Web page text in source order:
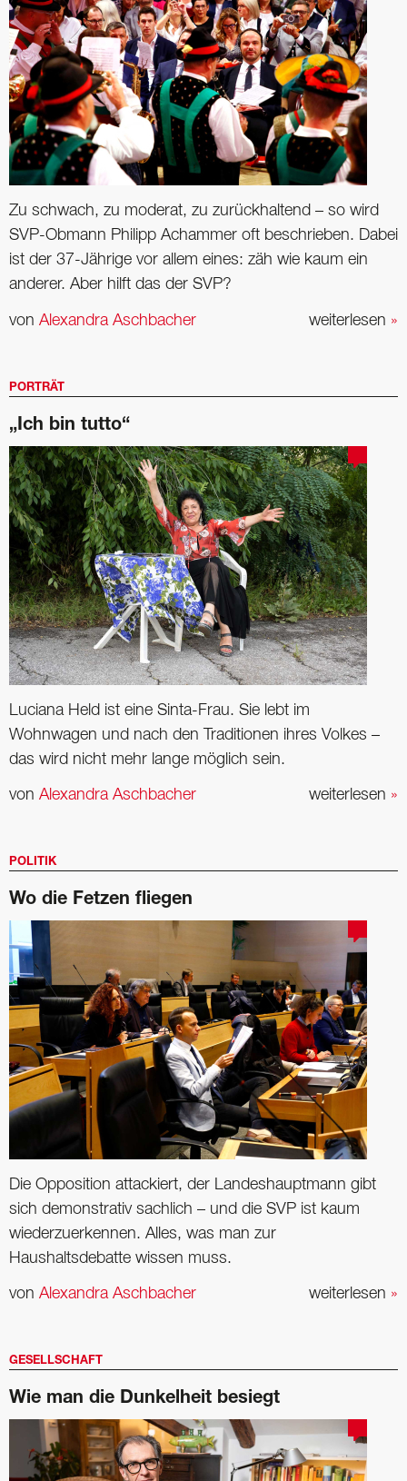
Zu schwach, zu moderat, zu zurückhaltend – so wird
SVP-Obmann Philipp Achammer oft beschrieben. Dabei
ist der ­37-Jährige vor allem eines: zäh wie kaum ein
anderer. Aber hilft das der SVP?
weiterlesen »
von Alexandra Aschbacher
PORTRÄT
„Ich bin tutto“
Luciana Held ist eine Sinta-Frau. Sie lebt im
Wohnwagen und nach den ­Traditionen ihres Volkes –
das wird nicht mehr lange möglich sein.
weiterlesen »
von Alexandra Aschbacher
POLITIK
Wo die Fetzen fliegen
Die Opposition attackiert, der Landeshauptmann gibt
sich demonstrativ sachlich – und die SVP ist kaum
wiederzuerkennen. Alles, was man zur
Haushaltsdebatte wissen muss.
weiterlesen »
von Alexandra Aschbacher
GESELLSCHAFT
Wie man die­ Dunkelheit besiegt